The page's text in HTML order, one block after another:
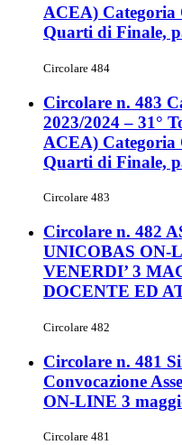
ACEA)
Quarti di Finale,
Circolare 484
Circolare n. 483
2023/2024 – 31°
ACEA)
Quarti di Finale,
Circolare 483
Circolare n. 482
UNICOBAS ON-
VENERDI’ 3
DOCENTE ED
Circolare 482
Circolare n. 481
Convocazione
ON-LINE 3
Circolare 481